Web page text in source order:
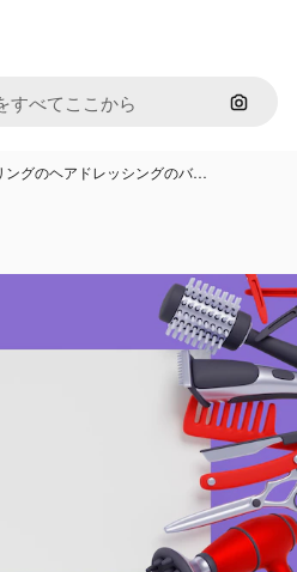
画像で
ングのヘアドレッシングのバ…